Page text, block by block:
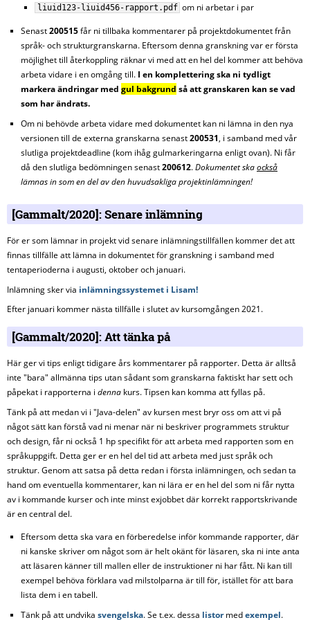
liuid123-liuid456-rapport.pdf om ni arbetar i par
Senast200515får ni tillbaka kommentarer på projektdokumentet från
språk- och strukturgranskarna. Eftersom denna granskning var er första
möjlighet till återkoppling räknar vi med att en hel del kommer att behöva
arbeta vidare i en omgång till. I en komplettering ska ni tydligt
markera ändringar med gul bakgrund så att granskaren kan se vad
som har ändrats.
Om ni behövde arbeta vidare med dokumentet kan ni lämna in den nya
versionen till de externa granskarna senast200531, i samband med vår
slutliga projektdeadline (kom ihåg gulmarkeringarna enligt ovan). Ni får
då den slutliga bedömningen senast200612.Dokumentet skaockså
lämnas in som en del av den huvudsakliga projektinlämningen!
Senare inlämning
För er som lämnar in projekt vid senare inlämningstillfällen kommer det att
finnas tillfälle att lämna in dokumentet för granskning i samband med
tentaperioderna i augusti, oktober och januari.
Inlämning sker via inlämningssystemet i Lisam!
Efter januari kommer nästa tillfälle i slutet av kursomgången 2021.
Att tänka på
Här ger vi tips enligt tidigare års kommentarer på rapporter. Detta är alltså
inte "bara" allmänna tips utan sådant som granskarna faktiskt har sett och
påpekat i rapporterna i denna kurs. Tipsen kan komma att fyllas på.
Tänk på att medan vi i "Java-delen" av kursen mest bryr oss om att vi på
något sätt kan förstå vad ni menar när ni beskriver programmets struktur
och design, får ni också 1 hp specifikt för att arbeta med rapporten som en
språkuppgift. Detta ger er en hel del tid att arbeta med just språk och
struktur. Genom att satsa på detta redan i första inlämningen, och sedan ta
hand om eventuella kommentarer, kan ni lära er en hel del som ni får nytta
av i kommande kurser och inte minst exjobbet där korrekt rapportskrivande
är en central del.
Eftersom detta ska vara en förberedelse inför kommande rapporter, där
ni kanske skriver om något som är helt okänt för läsaren, ska ni inte anta
att läsaren känner till mallen eller de instruktioner ni har fått. Ni kan till
exempel behöva förklara vad milstolparna är till för, istället för att bara
lista dem i en tabell.
Tänk på att undvika svengelska. Se t.ex. dessa listormedexempel.